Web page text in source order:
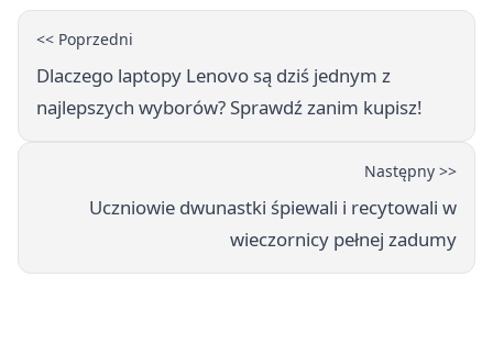
<< Poprzedni
Dlaczego laptopy Lenovo są dziś jednym z
najlepszych wyborów? Sprawdź zanim kupisz!
Następny >>
Uczniowie dwunastki śpiewali i recytowali w
wieczornicy pełnej zadumy